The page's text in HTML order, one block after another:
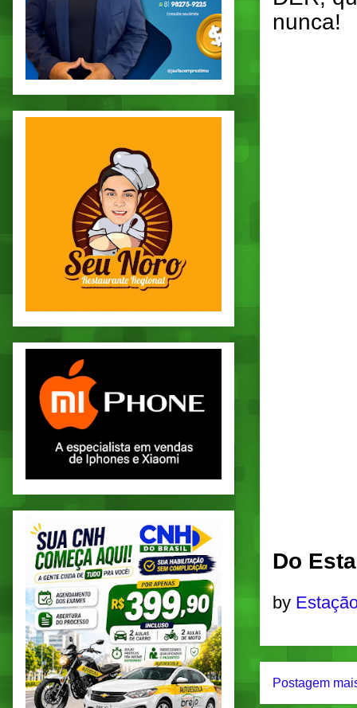
nunca!
Do
by
Postagem